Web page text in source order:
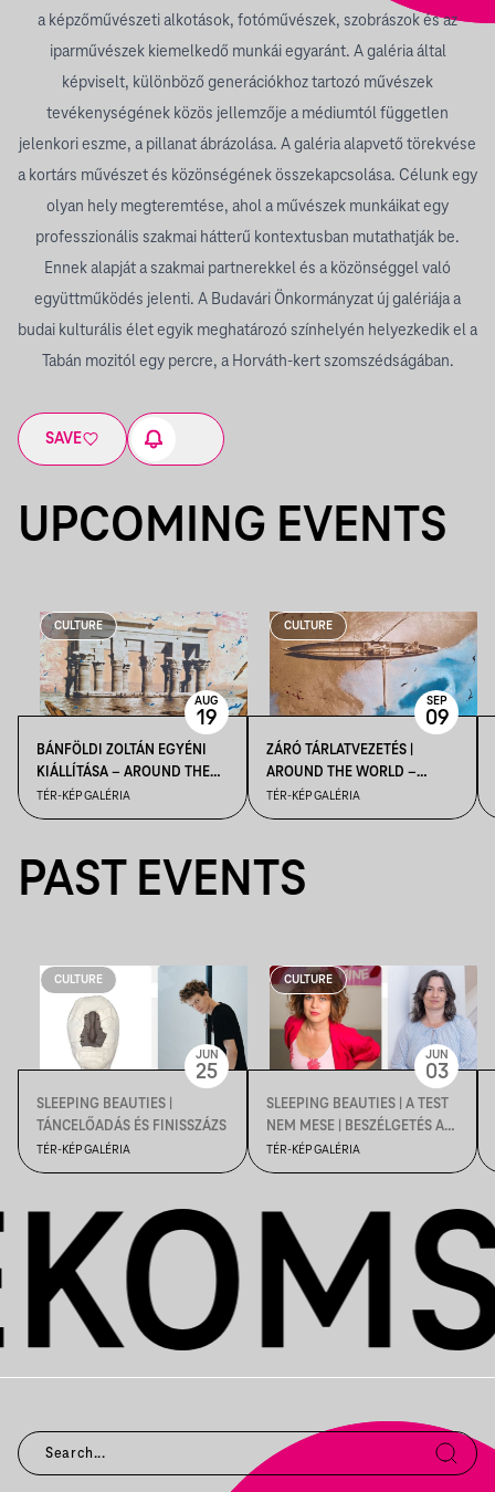
a képzőművészeti alkotások, fotóművészek, szobrászok és az
iparművészek kiemelkedő munkái egyaránt. A galéria által
képviselt, különböző generációkhoz tartozó művészek
tevékenységének közös jellemzője a médiumtól független
jelenkori eszme, a pillanat ábrázolása. A galéria alapvető törekvése
a kortárs művészet és közönségének összekapcsolása. Célunk egy
olyan hely megteremtése, ahol a művészek munkáikat egy
professzionális szakmai hátterű kontextusban mutathatják be.
Ennek alapját a szakmai partnerekkel és a közönséggel való
együttműködés jelenti. A Budavári Önkormányzat új galériája a
budai kulturális élet egyik meghatározó színhelyén helyezkedik el a
Tabán mozitól egy percre, a Horváth-kert szomszédságában.
SAVE
UPCOMING EVENTS
CULTURE
BÁNFÖLDI ZOLTÁN EGYÉNI
KIÁLLÍTÁSA – AROUND THE
WORLD | MEGNYITÓ
TÉR-KÉP GALÉRIA
AUG
19
CULTURE
ZÁRÓ TÁRLATVEZETÉS |
AROUND THE WORLD –
BÁNFÖLDI ZOLTÁN EGYÉNI
KIÁLLÍTÁSA
TÉR-KÉP GALÉRIA
SEP
09
PAST EVENTS
CULTURE
SLEEPING BEAUTIES |
TÁNCELŐADÁS ÉS FINISSZÁZS
TÉR-KÉP GALÉRIA
JUN
25
CULTURE
SLEEPING BEAUTIES | A TEST
NEM MESE | BESZÉLGETÉS A
KIÁLLÍTÁS KAPCSÁN
TÉR-KÉP GALÉRIA
JUN
03